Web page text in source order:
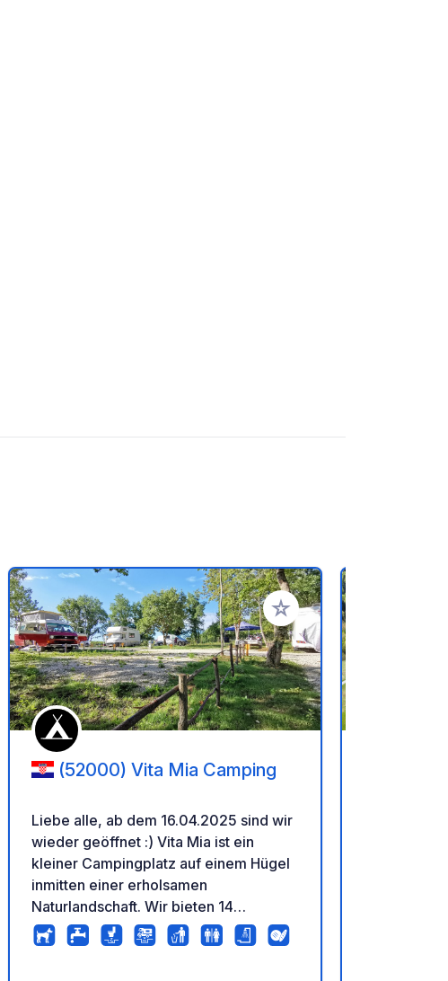
hinzufügen Zu Ihren Favoriten
(52000) Vita Mia Camping
Liebe alle, ab dem 16.04.2025 sind wir
wieder geöffnet :) Vita Mia ist ein
kleiner Campingplatz auf einem Hügel
inmitten einer erholsamen
Naturlandschaft. Wir bieten 14
Karavellen- und 6 Zeltplätze, ein
Sanitärgebäude, einen Swimmingpool,